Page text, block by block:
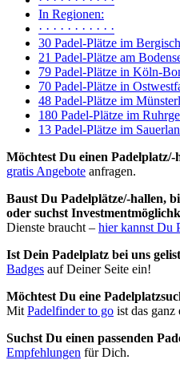
In Regionen:
· · · · · · · · · · ·
30 Padel-Plätze im
21 Padel-Plätze am
79 Padel-Plätze in Köln-
70 Padel-Plätze in
48 Padel-Plätze im
180 Padel-Plätze im
13 Padel-Plätze im
Möchtest Du einen Padelplatz/-
gratis Angebote anfragen.
Baust Du Padel­plätze/-hallen,
oder suchst
Dienste braucht – hier kannst Du
Ist Dein Padelplatz bei uns
Badges auf Deiner Seite ein!
Möchtest Du eine
MitPadelfinder to go ist das ganz
Suchst Du einen passenden
Empfehlungen für Dich.